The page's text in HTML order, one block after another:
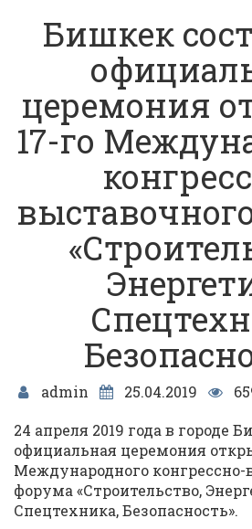
Бишкек
церемония
17-го
admin 25.04.2019
24 апреля 2019 года в городе
официальная церемония
Международного конгрессно-
форума «Строительство,
Спецтехника, Безопасность».